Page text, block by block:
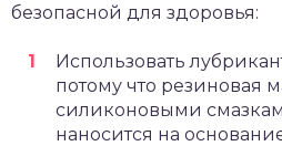
безопасной для здоровья:
Использовать
потому что резиновая
силиконовыми
наносится на